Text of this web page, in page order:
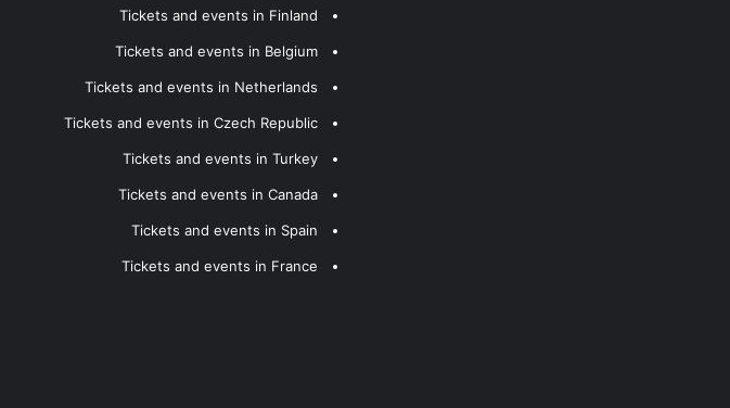
Tickets and events in Finland
Tickets and events in Belgium
Tickets and events in Netherlands
Tickets and events in Czech Republic
Tickets and events in Turkey
Tickets and events in Canada
Tickets and events in Spain
Tickets and events in France